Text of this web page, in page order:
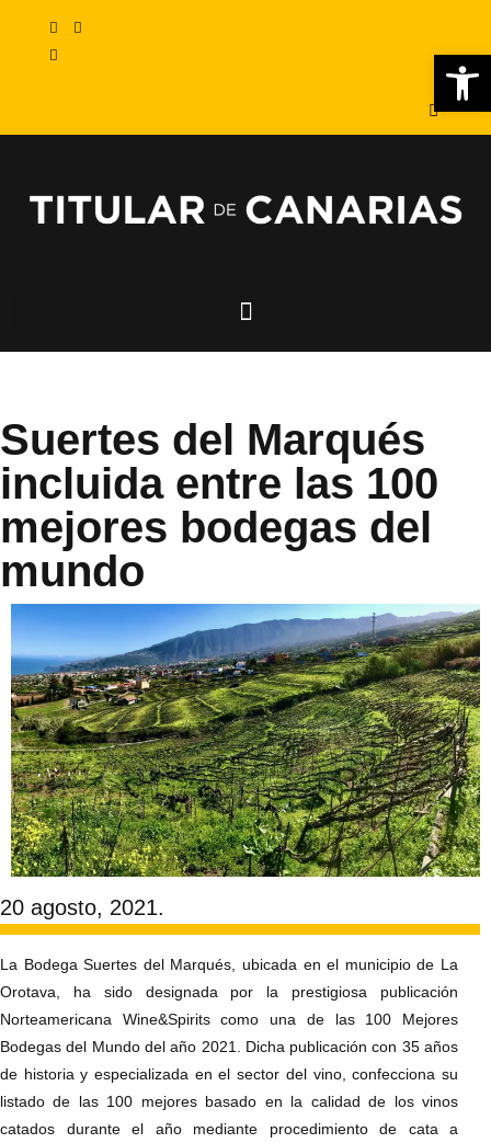
Suertes del Marqués
incluida entre las 100
mejores bodegas del
mundo
20 agosto, 2021.
La Bodega Suertes del Marqués, ubicada en el municipio de La
Orotava, ha sido designada por la prestigiosa publicación
Norteamericana Wine&Spirits como una de las 100 Mejores
Bodegas del Mundo del año 2021. Dicha publicación con 35 años
de historia y especializada en el sector del vino, confecciona su
listado de las 100 mejores basado en la calidad de los vinos
catados durante el año mediante procedimiento de cata a